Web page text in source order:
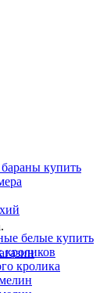
купить
белые купить
кроликов
кролика